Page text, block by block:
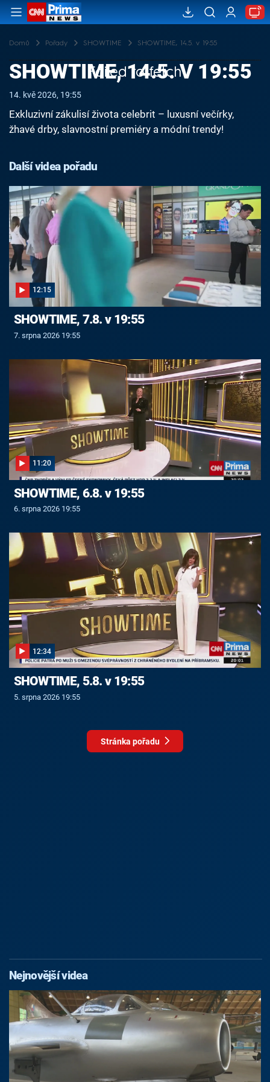
Domů Pořady SHOWTIME SHOWTIME, 14.5. v 19:55
Failed to fetch
SHOWTIME, 14.5. V 19:55
14. kvě 2026, 19:55
Exkluzivní zákulisí života celebrit – luxusní večírky,
žhavé drby, slavnostní premiéry a módní trendy!
Další videa pořadu
12:15
SHOWTIME, 7.8. v 19:55
7. srpna 2026 19:55
11:20
SHOWTIME, 6.8. v 19:55
6. srpna 2026 19:55
12:34
SHOWTIME, 5.8. v 19:55
5. srpna 2026 19:55
Stránka pořadu
Nejnovější videa